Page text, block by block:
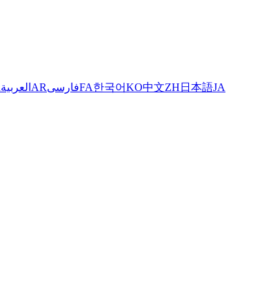
العربية ARفارسیFA한국어KO中文ZH 日本語JA